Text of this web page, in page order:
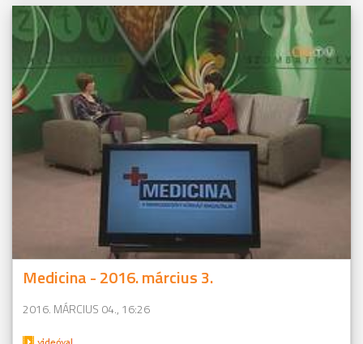
Medicina - 2016. március 3.
2016. MÁRCIUS 04., 16:26